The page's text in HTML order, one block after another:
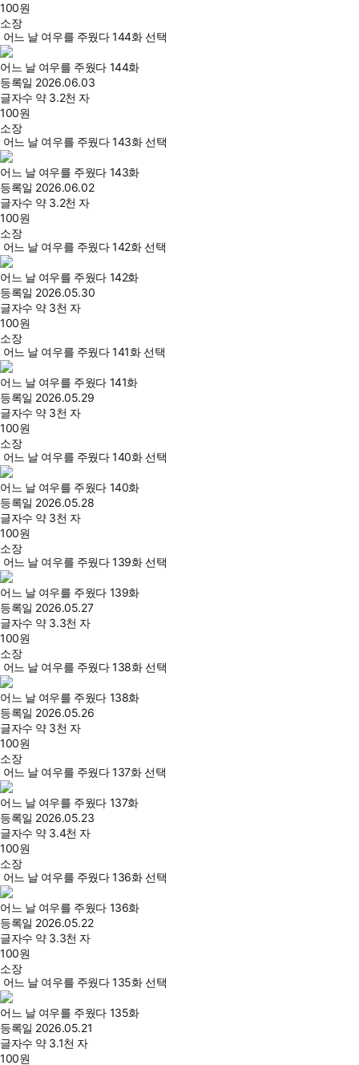
100원
소장
어느 날 여우를 주웠다 144화 선택
어느 날 여우를 주웠다 144화
등록일 2026.06.03
글자수 약 3.2천 자
100원
소장
어느 날 여우를 주웠다 143화 선택
어느 날 여우를 주웠다 143화
등록일 2026.06.02
글자수 약 3.2천 자
100원
소장
어느 날 여우를 주웠다 142화 선택
어느 날 여우를 주웠다 142화
등록일 2026.05.30
글자수 약 3천 자
100원
소장
어느 날 여우를 주웠다 141화 선택
어느 날 여우를 주웠다 141화
등록일 2026.05.29
글자수 약 3천 자
100원
소장
어느 날 여우를 주웠다 140화 선택
어느 날 여우를 주웠다 140화
등록일 2026.05.28
글자수 약 3천 자
100원
소장
어느 날 여우를 주웠다 139화 선택
어느 날 여우를 주웠다 139화
등록일 2026.05.27
글자수 약 3.3천 자
100원
소장
어느 날 여우를 주웠다 138화 선택
어느 날 여우를 주웠다 138화
등록일 2026.05.26
글자수 약 3천 자
100원
소장
어느 날 여우를 주웠다 137화 선택
어느 날 여우를 주웠다 137화
등록일 2026.05.23
글자수 약 3.4천 자
100원
소장
어느 날 여우를 주웠다 136화 선택
어느 날 여우를 주웠다 136화
등록일 2026.05.22
글자수 약 3.3천 자
100원
소장
어느 날 여우를 주웠다 135화 선택
어느 날 여우를 주웠다 135화
등록일 2026.05.21
글자수 약 3.1천 자
100원